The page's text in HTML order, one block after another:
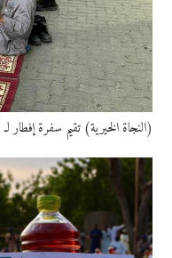
(النجاة الخيرية) تقيم سفرة إفطار لـ 500 من ضيوف الكويت